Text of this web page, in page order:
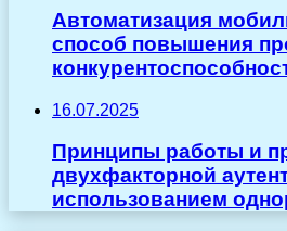
Автоматизация
способ повышения
16.07.2025
Принципы работы и
двухфакторной
использованием